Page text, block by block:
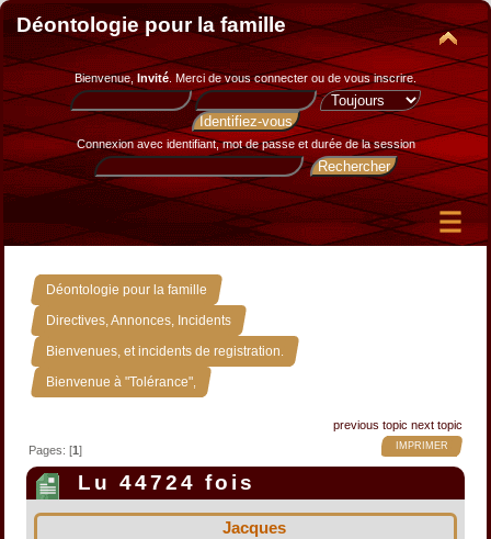
Déontologie pour la famille
Bienvenue, Invité. Merci devous connecter ou de vous inscrire.
Connexion avec identifiant, mot de passe et durée de la session
Déontologie pour la famille »
Directives, Annonces, Incidents »
Bienvenues, et incidents de registration. »
Bienvenue à "Tolérance",
previous topic next topic
IMPRIMER
Pages: [1]
Lu 44724 fois
Jacques